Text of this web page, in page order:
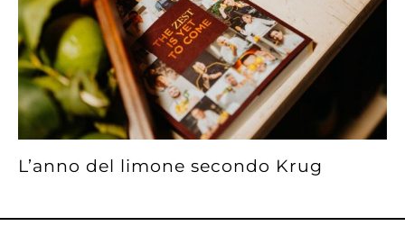
L’anno del limone secondo Krug